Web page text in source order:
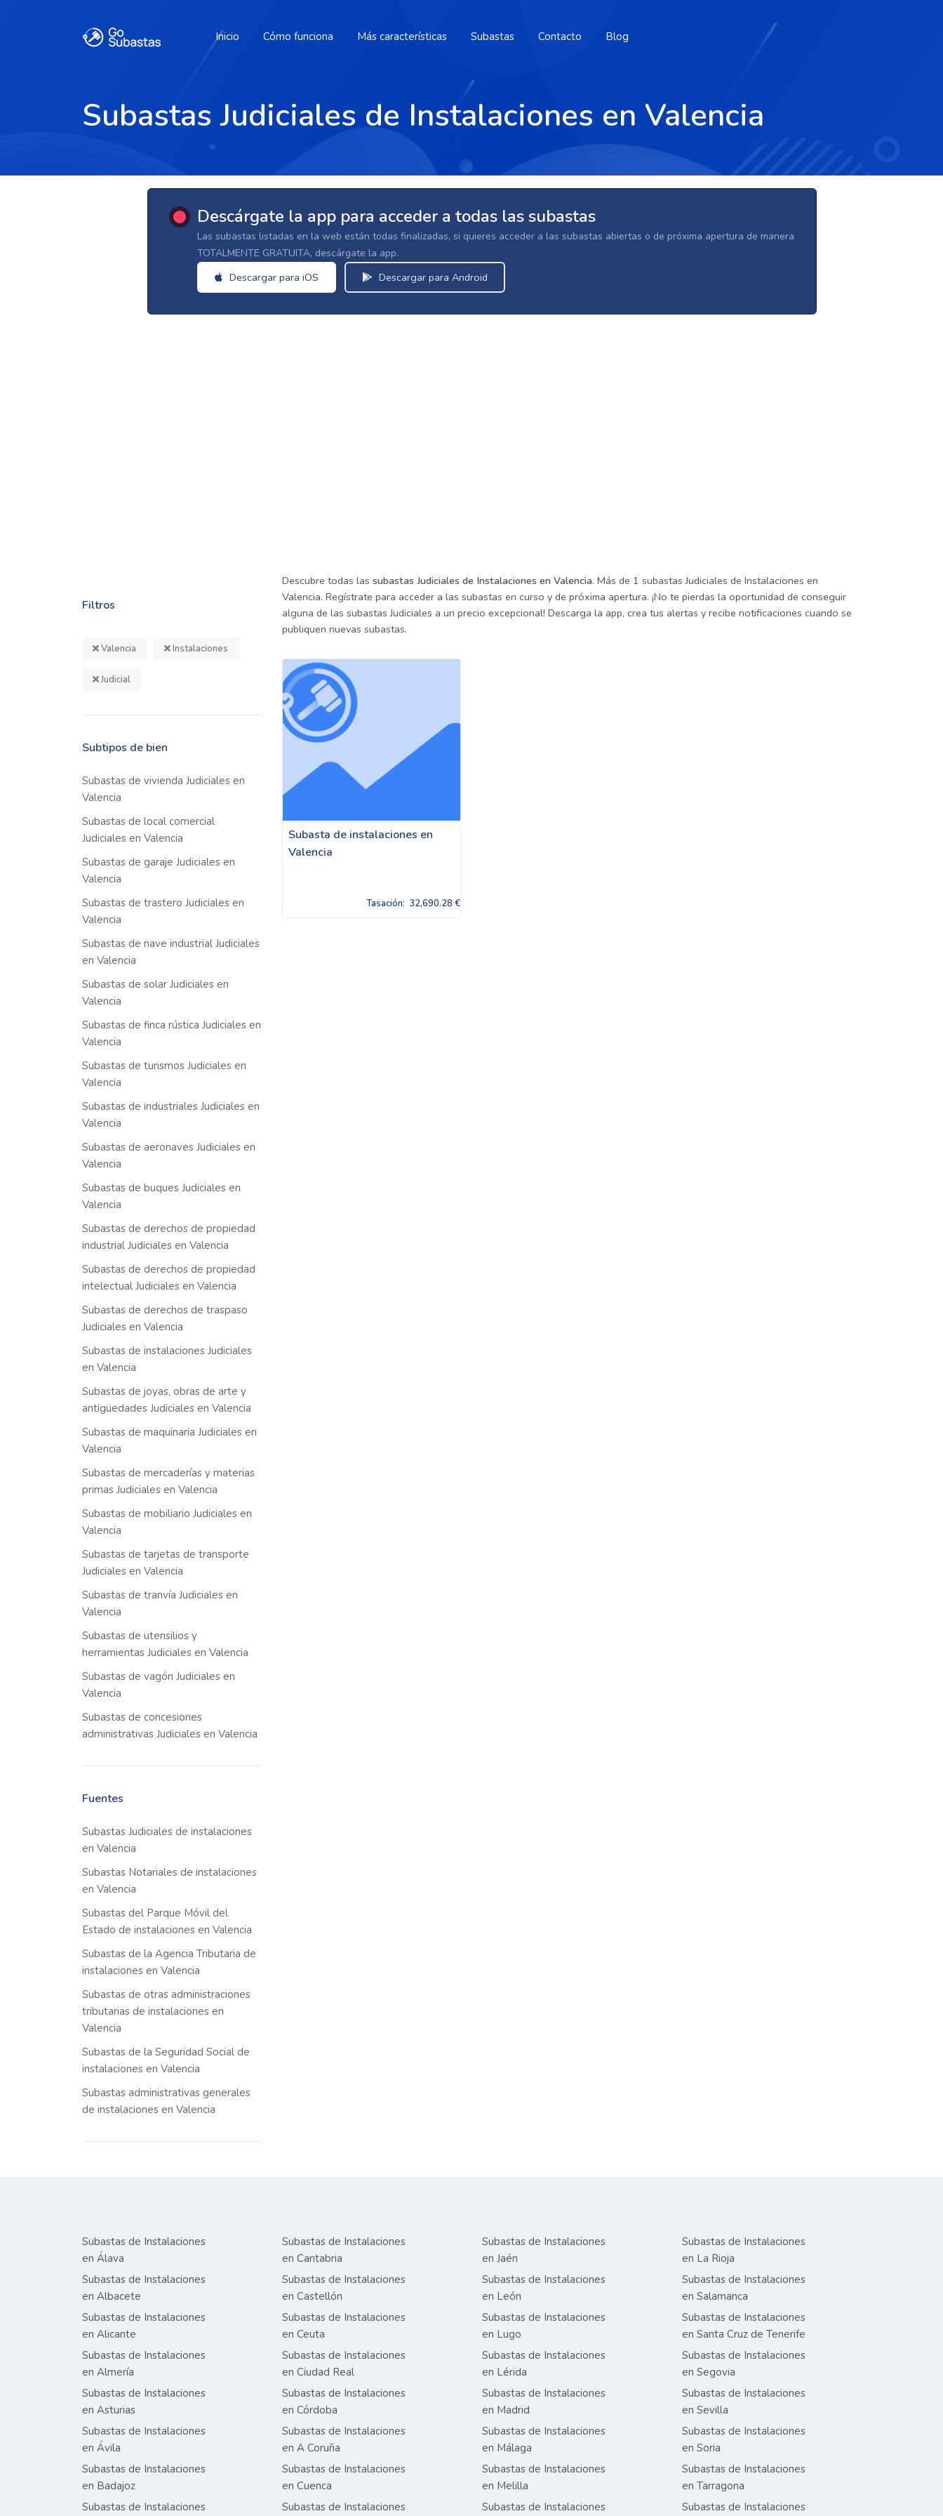
Inicio Cómo funciona Más características Subastas Contacto Blog
Subastas Judiciales de Instalaciones en Valencia
Descárgate la app para acceder a todas las subastas
Las subastas listadas en la web están todas finalizadas, si quieres acceder a las subastas abiertas o de próxima apertura de manera
TOTALMENTE GRATUITA, descárgate la app.
Descargar para iOS Descargar para Android
Filtros
Valencia Instalaciones
Judicial
Subtipos de bien
Subastas de vivienda Judiciales en
Valencia
Subastas de local comercial
Judiciales en Valencia
Subastas de garaje Judiciales en
Valencia
Subastas de trastero Judiciales en
Valencia
Subastas de nave industrial Judiciales
en Valencia
Subastas de solar Judiciales en
Valencia
Subastas de finca rústica Judiciales en
Valencia
Subastas de turismos Judiciales en
Valencia
Subastas de industriales Judiciales en
Valencia
Subastas de aeronaves Judiciales en
Valencia
Subastas de buques Judiciales en
Valencia
Subastas de derechos de propiedad
industrial Judiciales en Valencia
Subastas de derechos de propiedad
intelectual Judiciales en Valencia
Subastas de derechos de traspaso
Judiciales en Valencia
Subastas de instalaciones Judiciales
en Valencia
Subastas de joyas, obras de arte y
antigüedades Judiciales en Valencia
Subastas de maquinaria Judiciales en
Valencia
Subastas de mercaderías y materias
primas Judiciales en Valencia
Subastas de mobiliario Judiciales en
Valencia
Subastas de tarjetas de transporte
Judiciales en Valencia
Subastas de tranvía Judiciales en
Valencia
Subastas de utensilios y
herramientas Judiciales en Valencia
Subastas de vagón Judiciales en
Valencia
Subastas de concesiones
administrativas Judiciales en Valencia
Fuentes
Subastas Judiciales de instalaciones
en Valencia
Subastas Notariales de instalaciones
en Valencia
Subastas del Parque Móvil del
Estado de instalaciones en Valencia
Subastas de la Agencia Tributaria de
instalaciones en Valencia
Subastas de otras administraciones
tributarias de instalaciones en
Valencia
Subastas de la Seguridad Social de
instalaciones en Valencia
Subastas administrativas generales
de instalaciones en Valencia
Descubre todas las subastas Judiciales de Instalaciones en Valencia. Más de 1 subastas Judiciales de Instalaciones en
Valencia. Regístrate para acceder a las subastas en curso y de próxima apertura. ¡No te pierdas la oportunidad de conseguir
alguna de las subastas Judiciales a un precio excepcional! Descarga la app, crea tus alertas y recibe notificaciones cuando se
publiquen nuevas subastas.
Subasta de instalaciones en
Valencia
Tasación: 32,690.28 €
Subastas de Instalaciones
en Álava
Subastas de Instalaciones
en Albacete
Subastas de Instalaciones
en Alicante
Subastas de Instalaciones
en Almería
Subastas de Instalaciones
en Asturias
Subastas de Instalaciones
en Ávila
Subastas de Instalaciones
en Badajoz
Subastas de Instalaciones
Subastas de Instalaciones
en Cantabria
Subastas de Instalaciones
en Castellón
Subastas de Instalaciones
en Ceuta
Subastas de Instalaciones
en Ciudad Real
Subastas de Instalaciones
en Córdoba
Subastas de Instalaciones
en A Coruña
Subastas de Instalaciones
en Cuenca
Subastas de Instalaciones
Subastas de Instalaciones
en Jaén
Subastas de Instalaciones
en León
Subastas de Instalaciones
en Lugo
Subastas de Instalaciones
en Lérida
Subastas de Instalaciones
en Madrid
Subastas de Instalaciones
en Málaga
Subastas de Instalaciones
en Melilla
Subastas de Instalaciones
Subastas de Instalaciones
en La Rioja
Subastas de Instalaciones
en Salamanca
Subastas de Instalaciones
en Santa Cruz de Tenerife
Subastas de Instalaciones
en Segovia
Subastas de Instalaciones
en Sevilla
Subastas de Instalaciones
en Soria
Subastas de Instalaciones
en Tarragona
Subastas de Instalaciones